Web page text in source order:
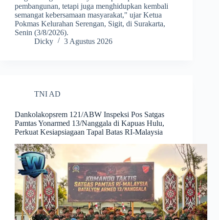
pembangunan, tetapi juga menghidupkan kembali
semangat kebersamaan masyarakat," ujar Ketua
Pokmas Kelurahan Serengan, Sigit, di Surakarta,
Senin (3/8/2026).
Dicky
3 Agustus 2026
TNI AD
Dankolakopsrem 121/ABW Inspeksi Pos Satgas
Pamtas Yonarmed 13/Nanggala di Kapuas Hulu,
Perkuat Kesiapsiagaan Tapal Batas RI-Malaysia